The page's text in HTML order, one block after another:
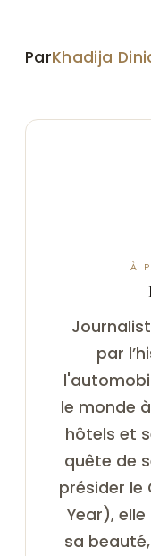
ParKhadija
À
Journaliste lifestyle, passionnée
par
le monde
hôtels et
quête de
présider le
Year),
sa